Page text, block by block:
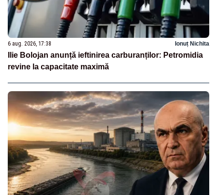
6 aug. 2026, 17:38 Ionuț Nichita
Ilie Bolojan anunță ieftinirea carburanților: Petromidia
revine la capacitate maximă